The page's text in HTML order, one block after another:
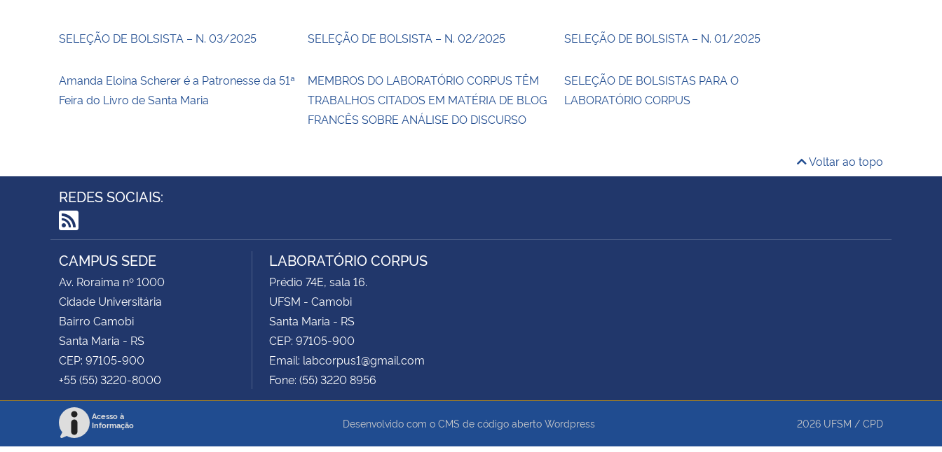
SELEÇÃO DE BOLSISTA – N. 03/2025 SELEÇÃO DE BOLSISTA – N. 02/2025 SELEÇÃO DE BOLSISTA – N. 01/2025
Amanda Eloina Scherer é a Patronesse da 51ª
Feira do Livro de Santa Maria
MEMBROS DO LABORATÓRIO CORPUS TÊM
TRABALHOS CITADOS EM MATÉRIA DE BLOG
FRANCÊS SOBRE ANÁLISE DO DISCURSO
SELEÇÃO DE BOLSISTAS PARA O
LABORATÓRIO CORPUS
Voltar ao topo
REDES SOCIAIS:
RSS
CAMPUS SEDE
Av. Roraima nº 1000
Cidade Universitária
Bairro Camobi
Santa Maria - RS
CEP: 97105-900
+55 (55) 3220-8000
LABORATÓRIO CORPUS
Prédio 74E, sala 16.
UFSM - Camobi
Santa Maria - RS
CEP: 97105-900
Email: labcorpus1@gmail.com
Fone: (55) 3220 8956
Acesso à
Informação
Desenvolvido com o CMS de código aberto Wordpress 2026 UFSM / CPD